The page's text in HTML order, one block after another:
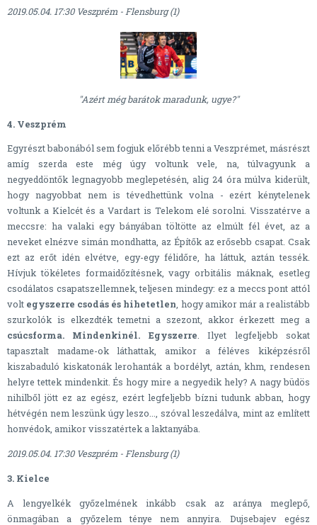
2019.05.04. 17:30 Veszprém - Flensburg (1)
"Azért még barátok maradunk, ugye?"
4. Veszprém
Egyrészt babonából sem fogjuk előrébb tenni a Veszprémet, másrészt
amíg szerda este még úgy voltunk vele, na, túlvagyunk a
negyeddöntők legnagyobb meglepetésén, alig 24 óra múlva kiderült,
hogy nagyobbat nem is tévedhettünk volna - ezért kénytelenek
voltunk a Kielcét és a Vardart is Telekom elé sorolni. Visszatérve a
meccsre: ha valaki egy bányában töltötte az elmúlt fél évet, az a
neveket elnézve simán mondhatta, az Építők az erősebb csapat. Csak
ezt az erőt idén elvétve, egy-egy félidőre, ha láttuk, aztán tessék.
Hívjuk tökéletes formaidőzítésnek, vagy orbitális máknak, esetleg
csodálatos csapatszellemnek, teljesen mindegy: ez a meccs pont attól
volt egyszerre csodás és hihetetlen, hogy amikor már a realistább
szurkolók is elkezdték temetni a szezont, akkor érkezett meg a
csúcsforma. Mindenkinél. Egyszerre. Ilyet legfeljebb sokat
tapasztalt madame-ok láthattak, amikor a féléves kiképzésről
kiszabaduló kiskatonák lerohanták a bordélyt, aztán, khm, rendesen
helyre tettek mindenkit. És hogy mire a negyedik hely? A nagy büdös
nihilből jött ez az egész, ezért legfeljebb bízni tudunk abban, hogy
hétvégén nem leszünk úgy leszo..., szóval leszedálva, mint az említett
honvédok, amikor visszatértek a laktanyába.
2019.05.04. 17:30 Veszprém - Flensburg (1)
3. Kielce
A lengyelkék győzelmének inkább csak az aránya meglepő,
önmagában a győzelem ténye nem annyira. Dujsebajev egész